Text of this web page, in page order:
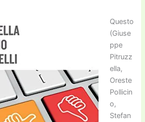
Questo
(Giuse
ppe
Pitruzz
ella,
Oreste
Pollicin
o,
Stefan